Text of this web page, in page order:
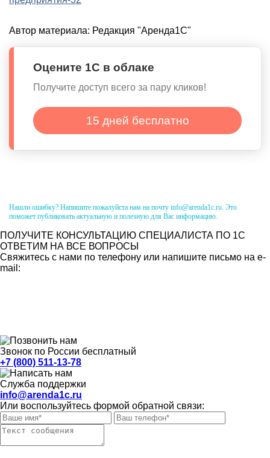
Автор материала: Редакция "Аренда1С"
Оцените 1С в облаке
Получите доступ всего за пару кликов!
15 дней бесплатно
Нашли ошибку? Напишите пожалуйста нам на почту info@arenda1c.ru. Это
поможет публиковать актуальную и полезную для Вас информацию.
ПОЛУЧИТЕ КОНСУЛЬТАЦИЮ СПЕЦИАЛИСТА ПО 1С
ОТВЕТИМ НА ВСЕ ВОПРОСЫ
Свяжитесь с нами по телефону или напишите письмо на e-
mail:
Звонок по России бесплатный
+7 (800) 511-13-78
Служба поддержки
info@arenda1c.ru
Или воспользуйтесь формой обратной связи: